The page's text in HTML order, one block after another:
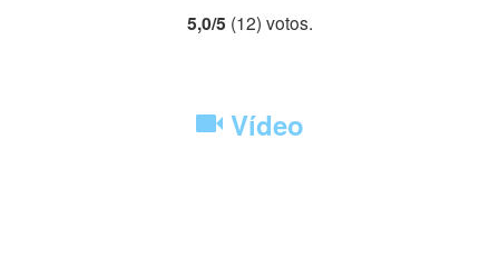
5,0/5 (12) votos.
Vídeo